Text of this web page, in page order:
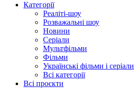
Категорії
Реаліті-шоу
Розважальні шоу
Новини
Серіали
Мультфільми
Фільми
Українські фільми і серіали
Всі категорії
Всі проєкти